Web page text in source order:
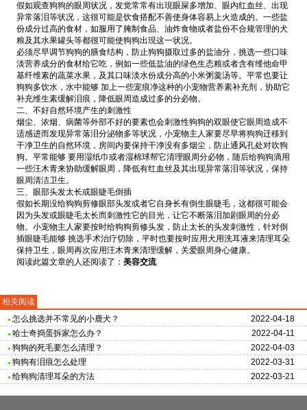
假如观查狗狗的眼周状况，发觉常常有出現眼屎多增加、眼内红血丝、出现
异常落泪等状况，这很可能是饮食搭配不善使身体容易上火造成的。一些盐
份成分过高的食材，如服用了腌制食品、油炸食物或者盐份不合规管理的犬
粮及其水果罐头等都很可能使狗狗出現这一状况。
必须尽早调节狗狗的膳食结构，防止狗狗摄取过多的盐油分，挑选一些口味
淡营养成分的食材给它吃，例如一些低盐油的绿色生态粮或者含有维他命甲
基纤维素的蔬菜水果，及其口味淡水份成分高的小米粥羹汤等。平常也要让
狗狗多饮水，水中能够 加上一些宠痕净这种的小宠物营养素补充剂，协助它
补充维生素缓解泪痕，降低眼周造成过多的分必物。
二、不好自然环境产生的刺激性
烟尘、浓烟、病菌等外部不好的要素也会刺激性狗狗的双眼使它眼周造成不
适感进而发现异常落泪分泌物多等状况，小宠物主人家要尽早将狗狗迁移到
干净卫生的自然环境，房间内要保持干净没有多烟尘，防止通风孔处对吹狗
狗。平常能够 要用湿纸巾或者湿棉球帮它清理眼周分必物，随后给狗狗滴用
一些汪木青来协助缓解眼周，降低有红血丝及其出现异常落泪等状况，保持
眼周清洁卫生。
三、眼部头发太长或眼睫毛倒插
假如长期没给狗狗剪修眼部头发或者它自身长有倒生眼睫毛，这都很可能会
因为头发或眼睫毛太长而刺激性它的目光，让它不断落泪加剧眼周的分必
物。小宠物主人家要按时给狗狗剪修头发，防止太长的头发刺激性，针对倒
插眼睫毛能够 挑选手术治疗切除，平时也要按时应用犬用洗耳液来清理耳朵
保持卫生，眼周再次应用汪木青来清理缓解，关爱眼周身心健康。
阅读此篇文章的人还阅读了： 美容交流
相关阅读
2022-04-18
怎么挑选并不常见的小鹿犬？
2022-04-11
哈士奇捣蛋拆家怎么办？
2022-04-03
狗狗的死毛要怎么清理？
2022-03-31
狗狗有泪痕怎么处理
2022-03-21
给狗狗清理耳朵的方法